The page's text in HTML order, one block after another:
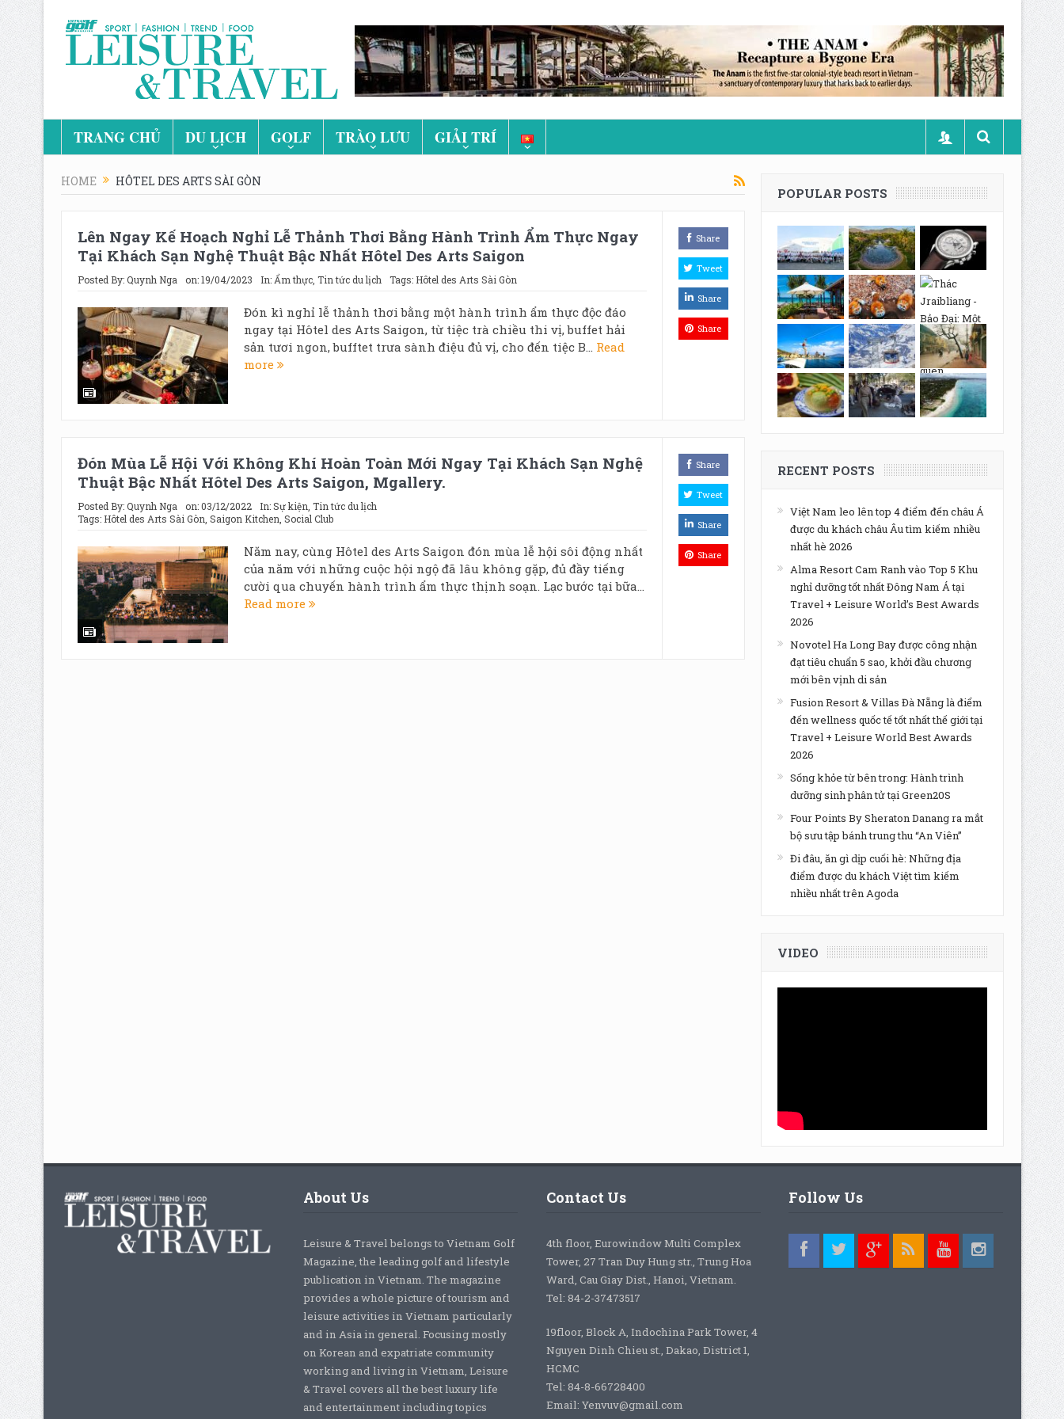
TRANG CHỦ DU LỊCH GOLF TRÀO LƯU GIẢI TRÍ
HOME HÔTEL DES ARTS SÀI GÒN
Lên Ngay Kế Hoạch Nghỉ Lễ Thảnh Thơi Bằng Hành Trình Ẩm Thực Ngay
Tại Khách Sạn Nghệ Thuật Bậc Nhất Hôtel Des Arts Saigon
Posted By:Quynh Nga on:19/04/2023 In: Ẩm thực, Tin tức du lịch Tags: Hôtel des Arts Sài Gòn
Đón kì nghỉ lễ thảnh thơi bằng một hành trình ẩm thực độc đáo
ngay tại Hôtel des Arts Saigon, từ tiệc trà chiều thi vị, buffet hải
sản tươi ngon, bufftet trưa sành điệu đủ vị, cho đến tiệc B... Read
more
Share
Tweet
Share
Share
Đón Mùa Lễ Hội Với Không Khí Hoàn Toàn Mới Ngay Tại Khách Sạn Nghệ
Thuật Bậc Nhất Hôtel Des Arts Saigon, Mgallery.
Posted By:Quynh Nga on:03/12/2022 In:Sự kiện Tin tức du lịch
Tags: Hôtel des Arts Sài Gòn Saigon Kitchen Social Club
Năm nay, cùng Hôtel des Arts Saigon đón mùa lễ hội sôi động nhất
của năm với những cuộc hội ngộ đã lâu không gặp, đủ đầy tiếng
cười qua chuyến hành trình ẩm thực thịnh soạn. Lạc bước tại bữa...
Read more
Share
Tweet
Share
Share
POPULAR POSTS
RECENT POSTS
Việt Nam leo lên top 4 điểm đến châu Á
được du khách châu Âu tìm kiếm nhiều
nhất hè 2026
Alma Resort Cam Ranh vào Top 5 Khu
nghỉ dưỡng tốt nhất Đông Nam Á tại
Travel + Leisure World’s Best Awards
2026
Novotel Ha Long Bay được công nhận
đạt tiêu chuẩn 5 sao, khởi đầu chương
mới bên vịnh di sản
Fusion Resort & Villas Đà Nẵng là điểm
đến wellness quốc tế tốt nhất thế giới tại
Travel + Leisure World Best Awards
2026
Sống khỏe từ bên trong: Hành trình
dưỡng sinh phân tử tại Green20S
Four Points By Sheraton Danang ra mắt
bộ sưu tập bánh trung thu “An Viên”
Đi đâu, ăn gì dịp cuối hè: Những địa
điểm được du khách Việt tìm kiếm
nhiều nhất trên Agoda
VIDEO
About Us
Leisure & Travel belongs to Vietnam Golf
Magazine, the leading golf and lifestyle
publication in Vietnam. The magazine
provides a whole picture of tourism and
leisure activities in Vietnam particularly
and in Asia in general. Focusing mostly
on Korean and expatriate community
working and living in Vietnam, Leisure
& Travel covers all the best luxury life
and entertainment including topics
Contact Us
4th floor, Eurowindow Multi Complex
Tower, 27 Tran Duy Hung str., Trung Hoa
Ward, Cau Giay Dist., Hanoi, Vietnam.
Tel: 84-2-37473517
19floor, Block A, Indochina Park Tower, 4
Nguyen Dinh Chieu st., Dakao, District 1,
HCMC
Tel: 84-8-66728400
Email: Yenvuv@gmail.com
Follow Us